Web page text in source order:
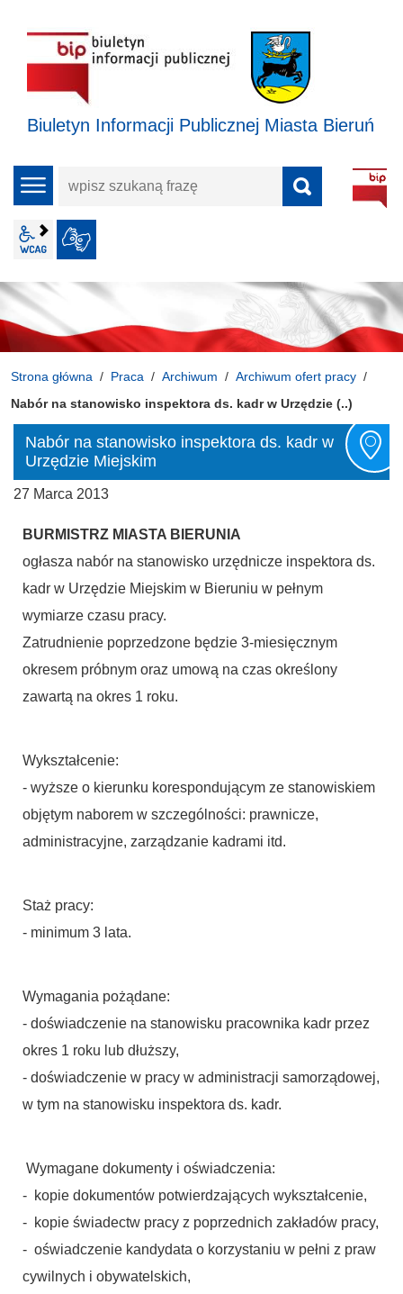
Biuletyn Informacji Publicznej Miasta Bieruń
menu
wpisz
frazę
wcag2.1
Strona główna Praca Archiwum
Archiwum ofert pracy
Nabór na stanowisko inspektora ds. kadr w Urzędzie (..)
Nabór na stanowisko inspektora ds. kadr w
Urzędzie Miejskim
27 Marca 2013
BURMISTRZ MIASTA BIERUNIA
ogłasza nabór na stanowisko urzędnicze inspektora ds.
kadr w Urzędzie Miejskim w Bieruniu w pełnym
wymiarze czasu pracy.
Zatrudnienie poprzedzone będzie 3-miesięcznym
okresem próbnym oraz umową na czas określony
zawartą na okres 1 roku.
Wykształcenie:
- wyższe o kierunku korespondującym ze stanowiskiem
objętym naborem w szczególności: prawnicze,
administracyjne, zarządzanie kadrami itd.
Staż pracy:
- minimum 3 lata.
Wymagania pożądane:
- doświadczenie na stanowisku pracownika kadr przez
okres 1 roku lub dłuższy,
- doświadczenie w pracy w administracji samorządowej,
w tym na stanowisku inspektora ds. kadr.
Wymagane dokumenty i oświadczenia:
- kopie dokumentów potwierdzających wykształcenie,
- kopie świadectw pracy z poprzednich zakładów pracy,
- oświadczenie kandydata o korzystaniu w pełni z praw
cywilnych i obywatelskich,